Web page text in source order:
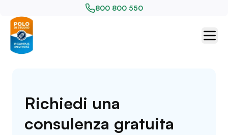
800 800 550
Richiedi una
consulenza gratuita